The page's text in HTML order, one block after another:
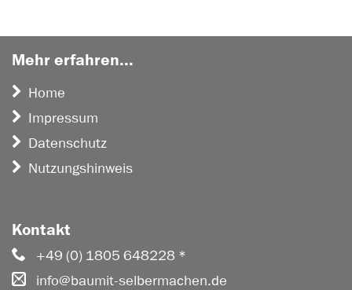
Mehr erfahren...
Home
Impressum
Datenschutz
Nutzungshinweis
Kontakt
+49 (0) 1805 648228 *
info@baumit-selbermachen.de